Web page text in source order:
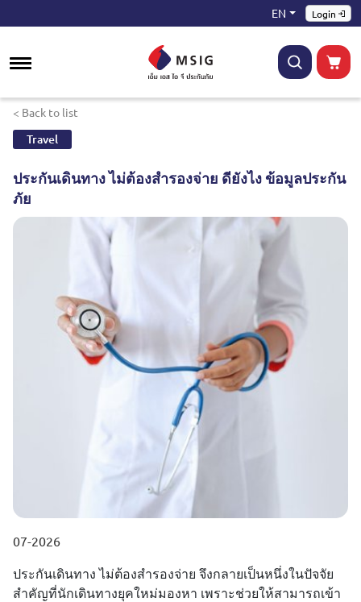
EN Login
< Back to list
Travel
ประกันเดินทาง ไม่ต้องสำรองจ่าย ดียังไง ข้อมูลประกัน
ภัย
07-2026
ประกันเดินทาง ไม่ต้องสำรองจ่าย จึงกลายเป็นหนึ่งในปัจจัย
สำคัญที่นักเดินทางยุคใหม่มองหา เพราะช่วยให้สามารถเข้า